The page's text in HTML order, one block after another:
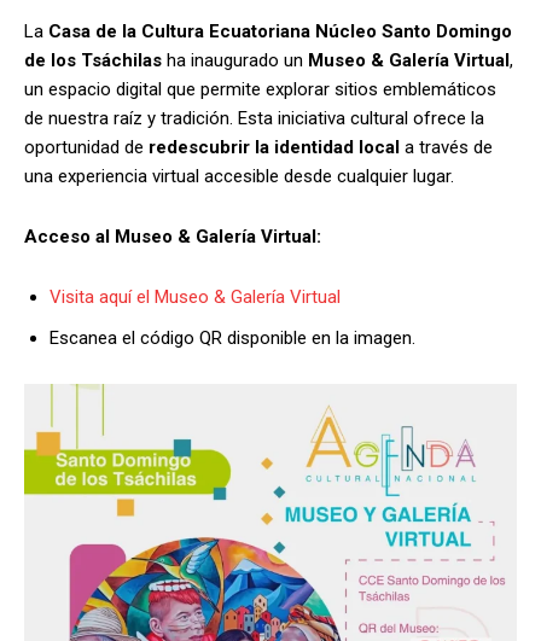
La Casa de la Cultura Ecuatoriana Núcleo Santo Domingo
de los Tsáchilas ha inaugurado un Museo & Galería Virtual,
un espacio digital que permite explorar sitios emblemáticos
de nuestra raíz y tradición. Esta iniciativa cultural ofrece la
oportunidad de redescubrir la identidad local a través de
una experiencia virtual accesible desde cualquier lugar.
Acceso al Museo & Galería Virtual:
Visita aquí el Museo & Galería Virtual
Escanea el código QR disponible en la imagen.